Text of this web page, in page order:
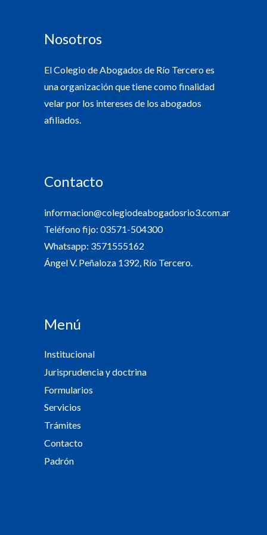
Nosotros
El Colegio de Abogados de Río Tercero es
una organización que tiene como finalidad
velar por los intereses de los abogados
afiliados.
Contacto
informacion@colegiodeabogadosrio3.com.ar
Teléfono fijo: 03571-504300
Whatsapp: 3571555162
Ángel V. Peñaloza 1392, Río Tercero.
Menú
Institucional
Jurisprudencia y doctrina
Formularios
Servicios
Trámites
Contacto
Padrón